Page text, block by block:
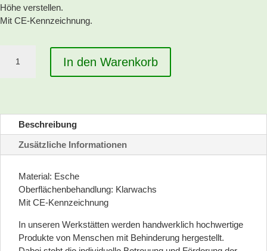
Höhe verstellen.
Mit CE-Kennzeichnung.
klein
In den Warenkorb
Beschreibung
Zusätzliche Informationen
Material: Esche
Oberflächenbehandlung: Klarwachs
Mit CE-Kennzeichnung
In unseren Werkstätten werden handwerklich hochwertige
Produkte von Menschen mit Behinderung hergestellt.